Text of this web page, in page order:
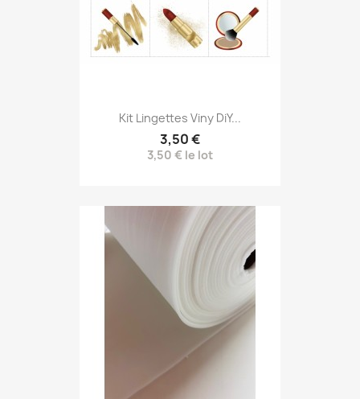
Kit Lingettes Viny DiY...
3,50 €
3,50 € le lot